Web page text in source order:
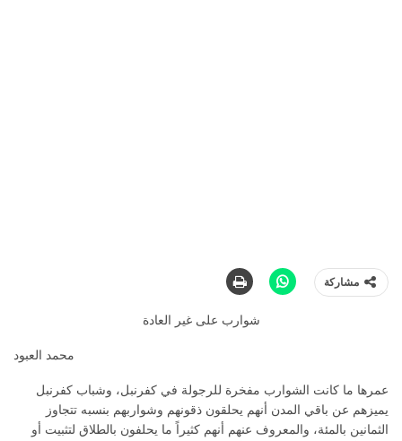
مشاركة
شوارب على غير العادة
محمد العبود
عمرها ما كانت الشوارب مفخرة للرجولة في كفرنبل، وشباب كفرنبل
يميزهم عن باقي المدن أنهم يحلقون ذقونهم وشواربهم بنسبه تتجاوز
الثمانين بالمئة، والمعروف عنهم أنهم كثيراً ما يحلفون بالطلاق لتثبيت أو